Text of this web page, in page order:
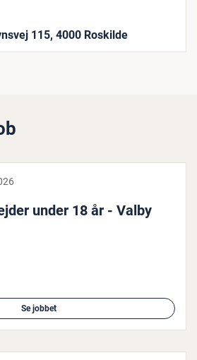
115, 4000 Roskilde
under 18 år - Valby
Se jobbet